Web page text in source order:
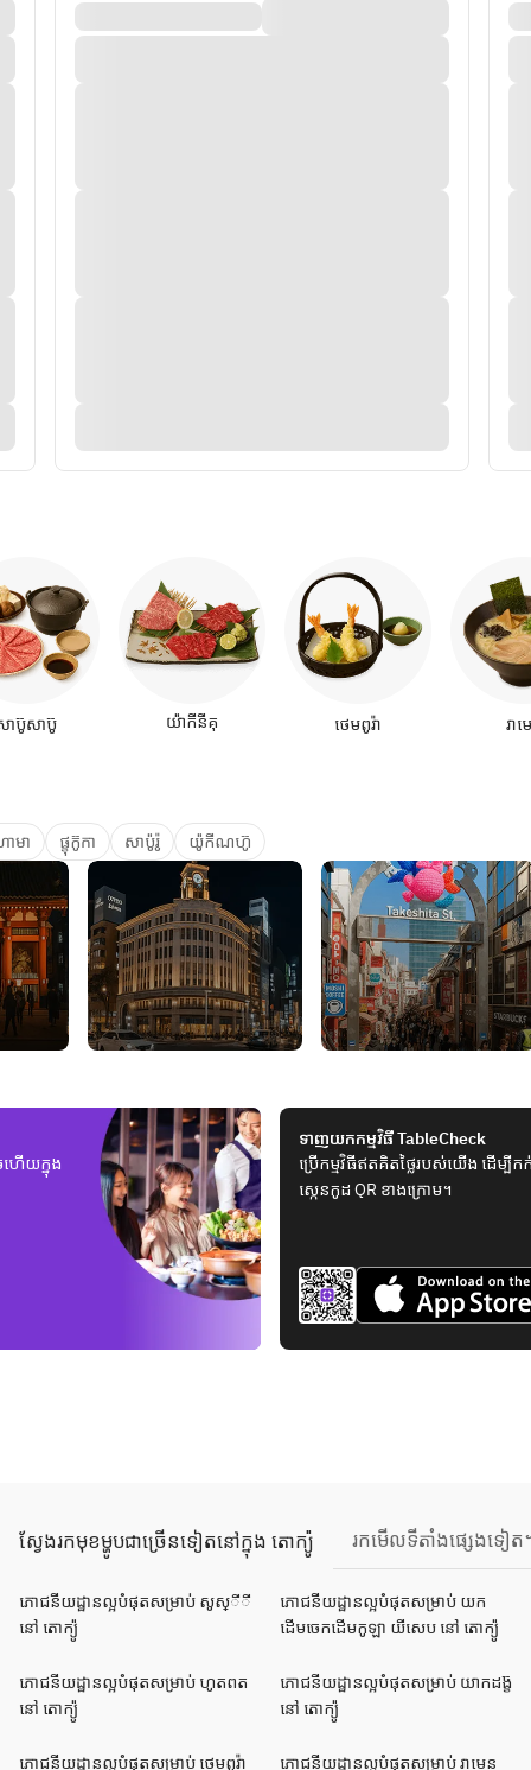
ាប៊ូសាប៊ូ យ៉ាកីនីគុ ថេមពូរ៉ា រា
មា​ ផ្ខុក៊ូកា សាប៉ូរ៉ូ យ៉ូកីណហ៊ូ
ហើយក្នុង
ទាញយកកម្មវិធី TableCheck
ប្រើកម្មវិធីឥតគិតថ្លៃរបស់យើង ដើ
ស្កេនកូដ QR ខាងក្រោម។
ស្វែងរកមុខម្ហូបជាច្រើនទៀតនៅក្នុង តោក្យ៉ូ រកមើលទីតាំងផ្សេងទៀត
ភោជនីយដ្ឋានល្អបំផុតសម្រាប់ សូស្ីី
នៅ តោក្យ៉ូ
ភោជនីយដ្ឋានល្អបំផុតសម្រាប់ យក
ដើមចេកដើមកូឡា យីសេប នៅ តោក្យ៉ូ
ភោជនីយដ្ឋានល្អបំផុតសម្រាប់ ហូតពត
នៅ តោក្យ៉ូ
ភោជនីយដ្ឋានល្អបំផុតសម្រាប់ យាកដង្ខ៊
នៅ តោក្យ៉ូ
ភោជនីយដ្ឋានល្អបំផុតសម្រាប់ ថេមពូរ៉ា ភោជនីយដ្ឋានល្អបំផុតសម្រាប់ រាមេន